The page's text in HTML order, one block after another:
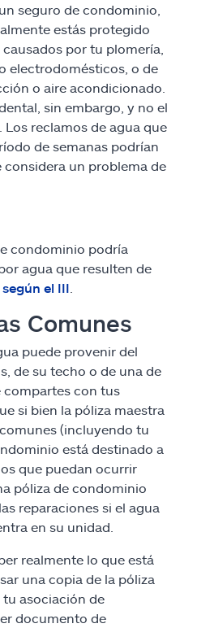
seguro de condominio,
estás protegido
por tu plomería,
electrodomésticos, o de
o aire acondicionado.
sin embargo, y no el
reclamos de agua que
de semanas podrían
considera un problema de
condominio podría
agua que resulten de
según el III
Comunes
puede provenir del
de su techo o de una de
compartes con tus
si bien la póliza maestra
(incluyendo tu
está destinado a
que puedan ocurrir
póliza de condominio
reparaciones si el agua
en su unidad.
realmente lo que está
una copia de la póliza
tu asociación de
documento de